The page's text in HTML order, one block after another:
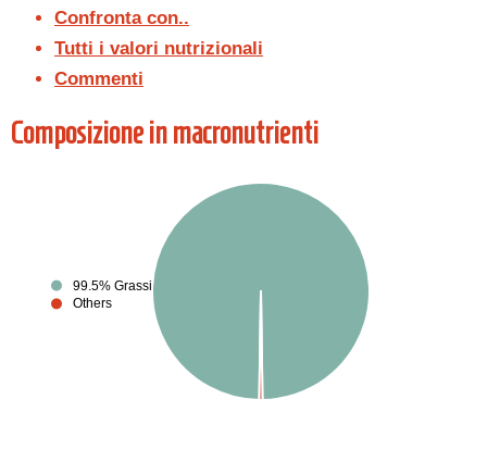
Confronta con..
Tutti i valori nutrizionali
Commenti
Composizione in macronutrienti
99.5% Grassi
Others